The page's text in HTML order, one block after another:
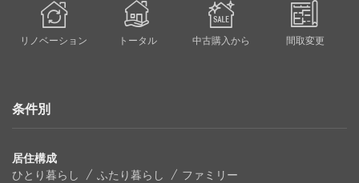
リノベーション トータル 中古購入から 間取変更
条件別
居住構成
ひとり暮らし
ふたり暮らし ファミリー